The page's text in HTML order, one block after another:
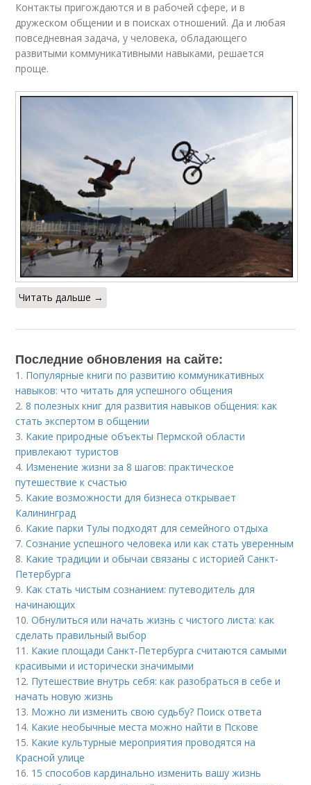
Контакты пригождаются и в рабочей сфере, и в
дружеском общении и в поисках отношений. Да и любая
повседневная задача, у человека, обладающего
развитыми коммуникативными навыками, решается
проще.
Читать дальше →
Последние обновления на сайте:
1. Популярные книги по развитию коммуникативных
навыков: что читать для успешного общения
2.8 полезных книг для развития навыков общения: как
стать экспертом в общении
3. Какие природные объекты Пермской области
привлекают туристов
4. Изменение жизни за 8 шагов: практическое
путешествие к счастью
5. Какие возможности для бизнеса открывает
Калининград
6. Какие парки Тулы подходят для семейного отдыха
7.Сознание успешного человека или как стать уверенным
8. Какие традиции и обычаи связаны с историей Санкт-
Петербурга
9. Как стать чистым сознанием: путеводитель для
начинающих
10.Обнулиться или начать жизнь с чистого листа: как
сделать правильный выбор
11. Какие площади Санкт-Петербурга считаются самыми
красивыми и исторически значимыми
12. Путешествие внутрь себя: как разобраться в себе и
начать новую жизнь
13. Можно ли изменить свою судьбу? Поиск ответа
14. Какие необычные места можно найти в Пскове
15. Какие культурные мероприятия проводятся на
Красной улице
16. 15 способов кардинально изменить вашу жизнь